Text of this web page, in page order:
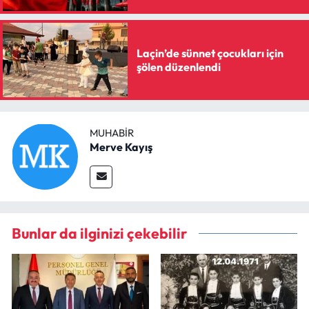
Laçin’de sünnet çocukları için
şölen düzenlendi
MUHABIR
Merve Kayış
Bunlar da ilginizi çekebilir